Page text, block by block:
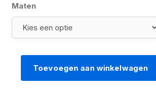
Maten
Toevoegen aan winkelwagen